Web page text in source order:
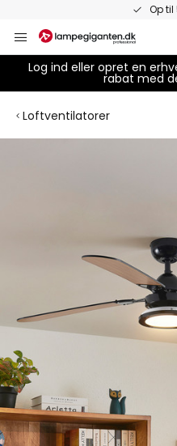
Op til 5 års garanti²
to
Content
Log ind eller opret en
rabat med
Loftventilatorer